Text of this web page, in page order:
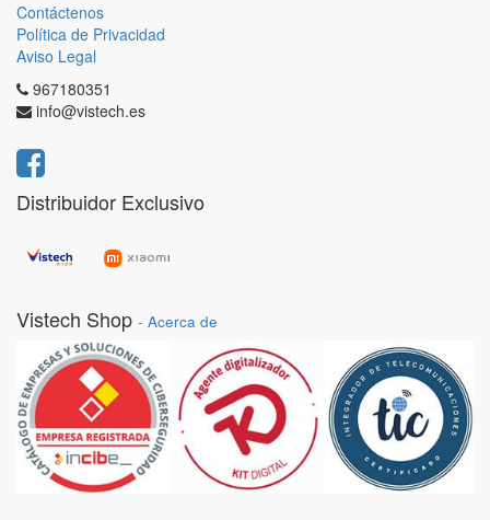
Contáctenos
Política de Privacidad
Aviso Legal
967180351
info@vistech.es
Distribuidor Exclusivo
Vistech Shop - Acerca de